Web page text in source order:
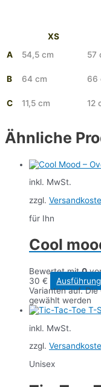
XS
A
54,5 cm 57
B 64 cm 66
C 11,5 cm 12
Ähnliche
inkl. MwSt.
zzgl.
für Ihn
Cool
Bewertet mit0
30 €
Varianten auf.
gewählt werden
inkl. MwSt.
zzgl.
Unisex